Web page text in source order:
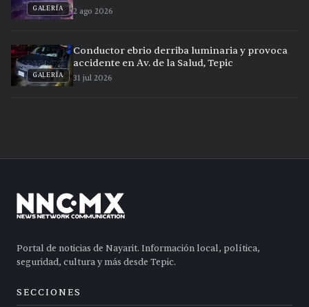
GALERÍA 2 ago 2026
GALERÍA
Conductor ebrio derriba luminaria y provoca
accidente en Av. de la Salud, Tepic
31 jul 2026
Portal de noticias de Nayarit. Información local, política,
seguridad, cultura y más desde Tepic.
SECCIONES